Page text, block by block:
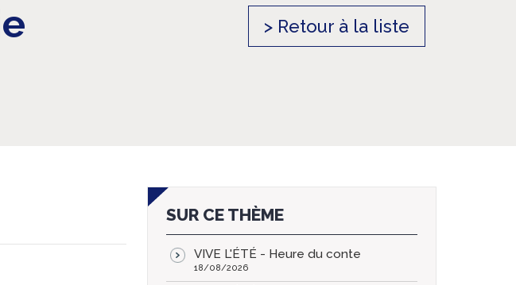
> Retour à la liste
SUR CE THÈME
VIVE L'ÉTÉ - Heure du conte
18/08/2026